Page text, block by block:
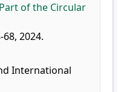
of the Circular
68, 2024.
International